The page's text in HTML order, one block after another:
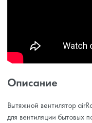
Описание
Вытяжной вентилятор
для вентиляции бытовых